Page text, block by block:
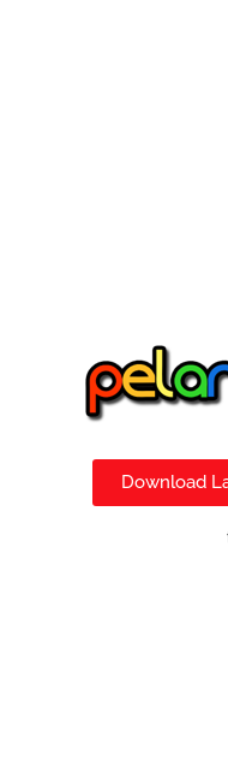
Download